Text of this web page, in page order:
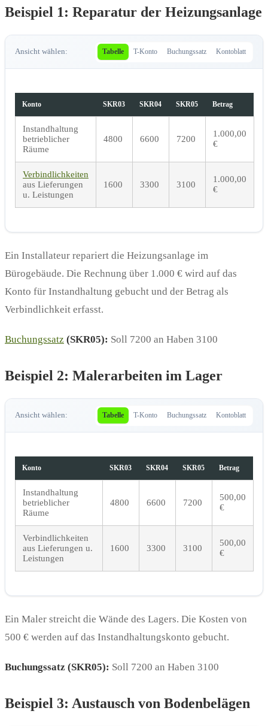
Beispiel 1: Reparatur der Heizungsanlage
Ansicht wählen: Tabelle T-Konto Buchungssatz Kontoblatt
Konto SKR03 SKR04 SKR05 Betrag
Instandhaltung
betrieblicher
Räume
4800 6600 7200
1.000,00
€
Verbindlichkeiten
aus Lieferungen
u. Leistungen
1600 3300 3100
1.000,00
€
Ein Installateur repariert die Heizungsanlage im
Bürogebäude. Die Rechnung über 1.000 € wird auf das
Konto für Instandhaltung gebucht und der Betrag als
Verbindlichkeit erfasst.
Buchungssatz (SKR05): Soll 7200 an Haben 3100
Beispiel 2: Malerarbeiten im Lager
Ansicht wählen: Tabelle T-Konto Buchungssatz Kontoblatt
Konto SKR03 SKR04 SKR05 Betrag
Instandhaltung
betrieblicher
Räume
4800 6600 7200
500,00
€
Verbindlichkeiten
aus Lieferungen u.
Leistungen
1600 3300 3100
500,00
€
Ein Maler streicht die Wände des Lagers. Die Kosten von
500 € werden auf das Instandhaltungskonto gebucht.
Buchungssatz (SKR05): Soll 7200 an Haben 3100
Beispiel 3: Austausch von Bodenbelägen